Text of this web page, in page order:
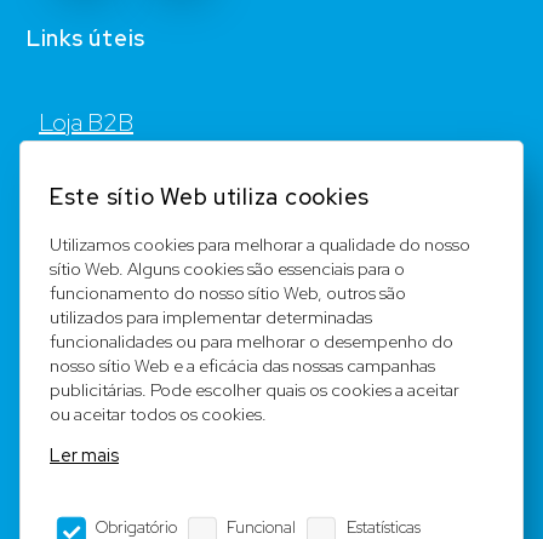
Links úteis
Loja B2B
Registar
Equipa
Notícia legal
Este sítio Web utiliza cookies
Utilizamos cookies para melhorar a qualidade do nosso
sítio Web. Alguns cookies são essenciais para o
funcionamento do nosso sítio Web, outros são
utilizados para implementar determinadas
funcionalidades ou para melhorar o desempenho do
nosso sítio Web e a eficácia das nossas campanhas
publicitárias. Pode escolher quais os cookies a aceitar
ou aceitar todos os cookies.
Ler mais
Obrigatório Funcional Estatísticas